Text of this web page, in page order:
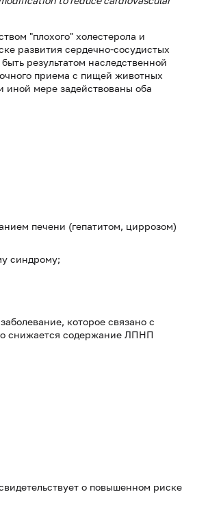
"плохого" холестерола и
развития сердечно-сосудистых
результатом наследственной
приема с пищей животных
мере задействованы оба
печени (гепатитом, циррозом)
синдрому;
которое связано с
снижается содержание ЛПНП
о повышенном риске